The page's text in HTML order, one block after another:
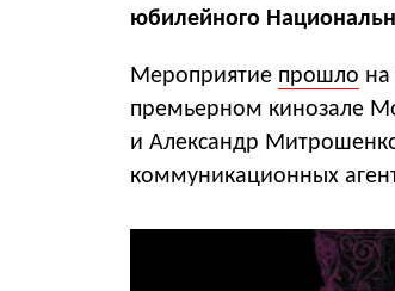
юбилейного
Мероприятие прошло
премьерном кинозале
и Александр
коммуникационных